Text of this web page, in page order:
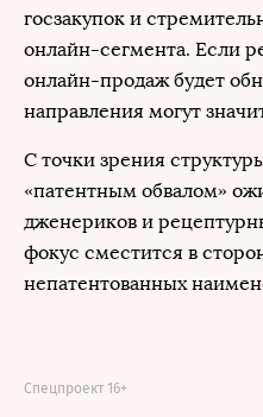
госзакупок и
онлайн-сегмента. Если
онлайн-продаж будет
направления могут
С точки зрения
«патентным обвалом»
дженериков и
фокус сместится в
непатентованных
Спецпроект 16+